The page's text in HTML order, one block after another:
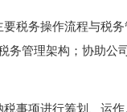
务操作流程与税务
务管理架构；协助公
项进行筹划、运作